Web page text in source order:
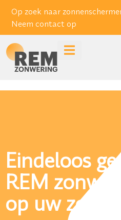
Op zoek naar
Neem contact op
Eindeloos
REM
op uw zon.